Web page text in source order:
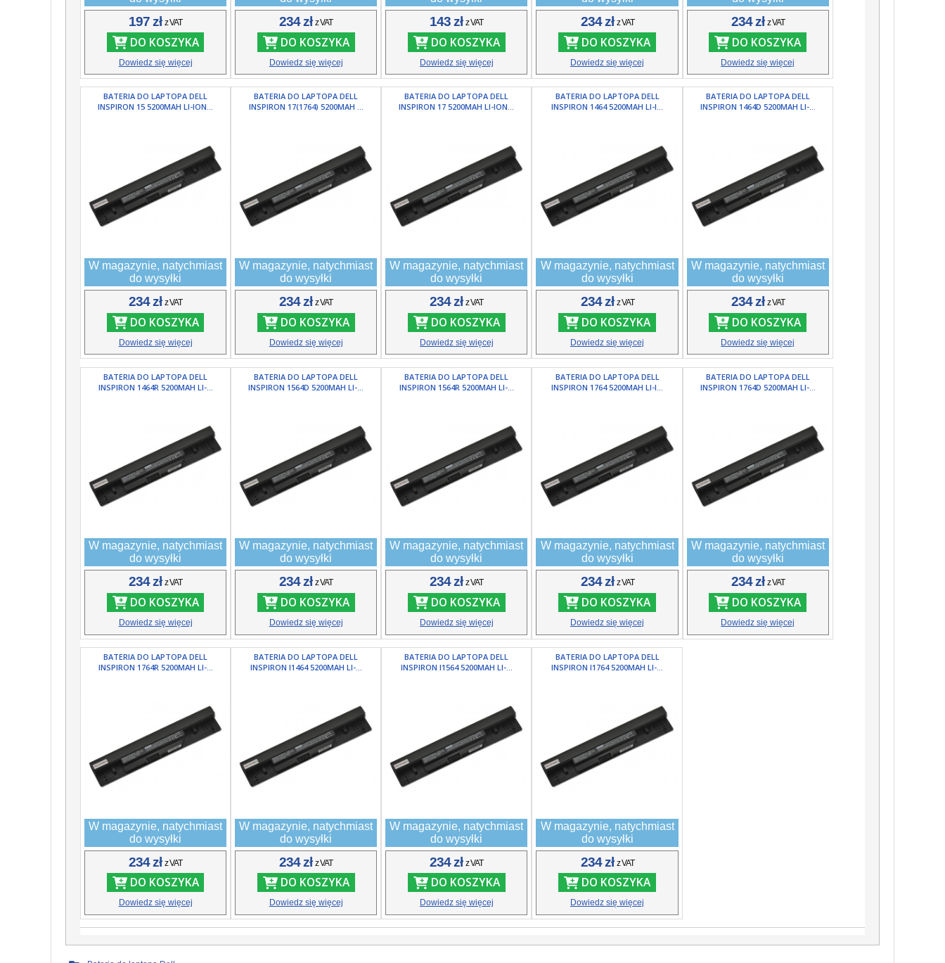
197 złz VAT
DO KOSZYKA
Dowiedz się więcej
234 złz VAT
DO KOSZYKA
Dowiedz się więcej
143 złz VAT
DO KOSZYKA
Dowiedz się więcej
234 złz VAT
DO KOSZYKA
Dowiedz się więcej
234 złz VAT
DO KOSZYKA
Dowiedz się więcej
BATERIA DO LAPTOPA DELL
INSPIRON 15 5200MAH LI-ION...
W magazynie, natychmiast
do wysyłki
234 złz VAT
DO KOSZYKA
Dowiedz się więcej
BATERIA DO LAPTOPA DELL
INSPIRON 17(1764) 5200MAH ...
W magazynie, natychmiast
do wysyłki
234 złz VAT
DO KOSZYKA
Dowiedz się więcej
BATERIA DO LAPTOPA DELL
INSPIRON 17 5200MAH LI-ION...
W magazynie, natychmiast
do wysyłki
234 złz VAT
DO KOSZYKA
Dowiedz się więcej
BATERIA DO LAPTOPA DELL
INSPIRON 1464 5200MAH LI-I...
W magazynie, natychmiast
do wysyłki
234 złz VAT
DO KOSZYKA
Dowiedz się więcej
BATERIA DO LAPTOPA DELL
INSPIRON 1464D 5200MAH LI-...
W magazynie, natychmiast
do wysyłki
234 złz VAT
DO KOSZYKA
Dowiedz się więcej
BATERIA DO LAPTOPA DELL
INSPIRON 1464R 5200MAH LI-...
W magazynie, natychmiast
do wysyłki
234 złz VAT
DO KOSZYKA
Dowiedz się więcej
BATERIA DO LAPTOPA DELL
INSPIRON 1564D 5200MAH LI-...
W magazynie, natychmiast
do wysyłki
234 złz VAT
DO KOSZYKA
Dowiedz się więcej
BATERIA DO LAPTOPA DELL
INSPIRON 1564R 5200MAH LI-...
W magazynie, natychmiast
do wysyłki
234 złz VAT
DO KOSZYKA
Dowiedz się więcej
BATERIA DO LAPTOPA DELL
INSPIRON 1764 5200MAH LI-I...
W magazynie, natychmiast
do wysyłki
234 złz VAT
DO KOSZYKA
Dowiedz się więcej
BATERIA DO LAPTOPA DELL
INSPIRON 1764D 5200MAH LI-...
W magazynie, natychmiast
do wysyłki
234 złz VAT
DO KOSZYKA
Dowiedz się więcej
BATERIA DO LAPTOPA DELL
INSPIRON 1764R 5200MAH LI-...
W magazynie, natychmiast
do wysyłki
234 złz VAT
DO KOSZYKA
Dowiedz się więcej
BATERIA DO LAPTOPA DELL
INSPIRON I1464 5200MAH LI-...
W magazynie, natychmiast
do wysyłki
234 złz VAT
DO KOSZYKA
Dowiedz się więcej
BATERIA DO LAPTOPA DELL
INSPIRON I1564 5200MAH LI-...
W magazynie, natychmiast
do wysyłki
234 złz VAT
DO KOSZYKA
Dowiedz się więcej
BATERIA DO LAPTOPA DELL
INSPIRON I1764 5200MAH LI-...
W magazynie, natychmiast
do wysyłki
234 złz VAT
DO KOSZYKA
Dowiedz się więcej